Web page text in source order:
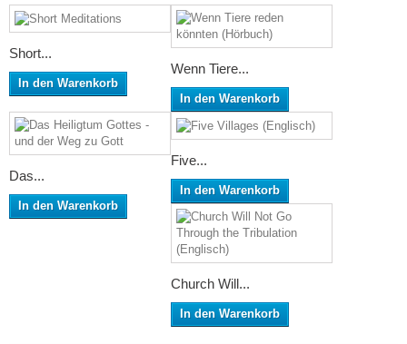
Short...
In den Warenkorb
Wenn Tiere...
In den Warenkorb
Das...
In den Warenkorb
Five...
In den Warenkorb
Church Will...
In den Warenkorb